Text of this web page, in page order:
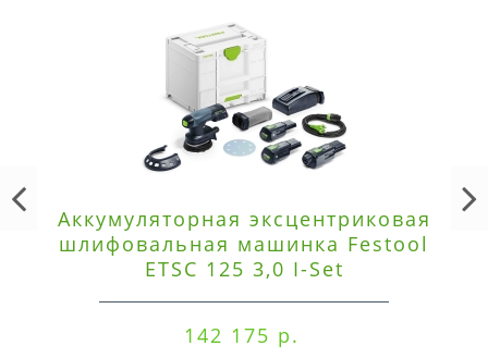
Аккумуляторная эксцентриковая
шлифовальная машинка Festool
ETSC 125 3,0 I-Set
142 175 р.